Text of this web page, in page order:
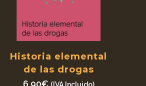
Historia elemental
de las drogas
6,90€ (IVA Incluido)